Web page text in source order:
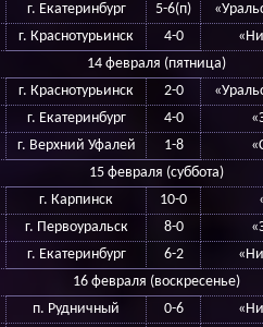
г. Екатеринбург 5-6(п)
г. Краснотурьинск 4-0
14 февраля (пятница)
г. Краснотурьинск 2-0
г. Екатеринбург 4-0
г. Верхний Уфалей 1-8
15 февраля (суббота)
г. Карпинск 10-0
г. Первоуральск 8-0
г. Екатеринбург 6-2
16 февраля (воскресенье)
п. Рудничный 0-6